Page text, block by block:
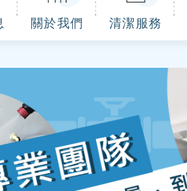
關於我們 清潔服務